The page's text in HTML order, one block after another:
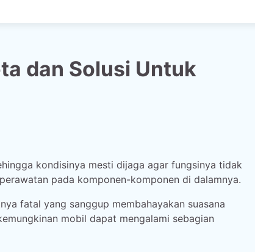
dan Solusi Untuk
kondisinya mesti dijaga agar fungsinya tidak
pada komponen-komponen di dalamnya.
fatal yang sanggup membahayakan suasana
mobil dapat mengalami sebagian